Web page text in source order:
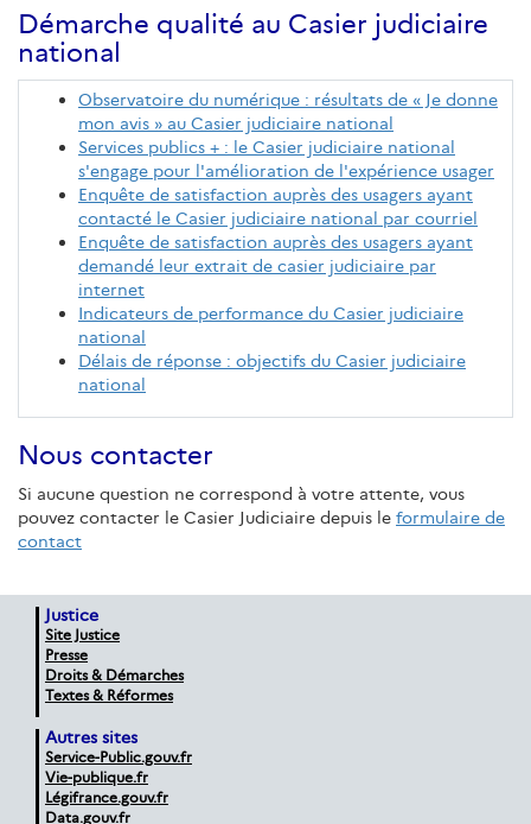
Démarche qualité au Casier judiciaire
national
Observatoire du numérique : résultats de « Je donne
mon avis » au Casier judiciaire national
Services publics + : le Casier judiciaire national
s'engage pour l'amélioration de l'expérience usager
Enquête de satisfaction auprès des usagers ayant
contacté le Casier judiciaire national par courriel
Enquête de satisfaction auprès des usagers ayant
demandé leur extrait de casier judiciaire par
internet
Indicateurs de performance du Casier judiciaire
national
Délais de réponse : objectifs du Casier judiciaire
national
Nous contacter
Si aucune question ne correspond à votre attente, vous
pouvez contacter le Casier Judiciaire depuis le formulaire de
contact
Justice
Site Justice
Presse
Droits & Démarches
Textes & Réformes
Autres sites
Service-Public.gouv.fr
Vie-publique.fr
Légifrance.gouv.fr
Data.gouv.fr